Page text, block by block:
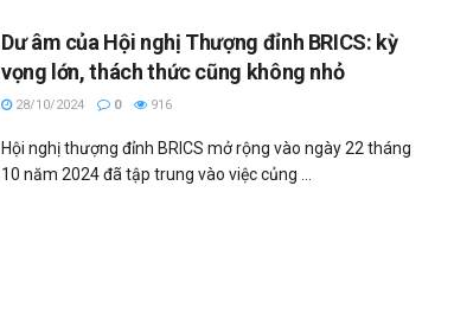
Dư âm của Hội nghị Thượng đỉnh BRICS: kỳ
vọng lớn, thách thức cũng không nhỏ
28/10/2024 0 916
Hội nghị thượng đỉnh BRICS mở rộng vào ngày 22 tháng
10 năm 2024 đã tập trung vào việc củng ...